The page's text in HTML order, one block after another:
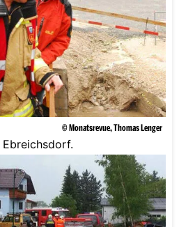
© Monatsrevue, Thomas Lenger